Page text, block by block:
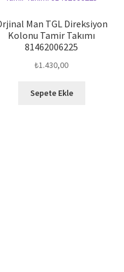
Man TGL Direksiyon
Kolonu Tamir Takımı
81462006225
₺1.430,00
Sepete Ekle